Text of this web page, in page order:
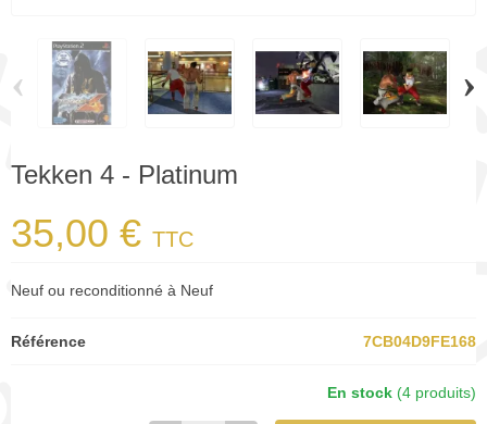
‹ ›
Tekken 4 - Platinum
35,00 € TTC
Neuf ou reconditionné à Neuf
Référence 7CB04D9FE168
En stock (4 produits)